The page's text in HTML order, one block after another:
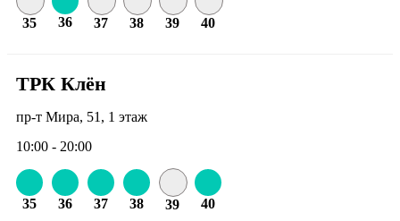
35 36 37 38 39 40
ТРК Клён
пр-т Мира, 51, 1 этаж
10:00 - 20:00
35 36 37 38 39 40